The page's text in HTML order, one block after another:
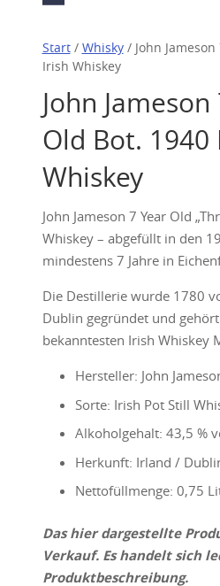
Start/ Whisky/ John Jameson
Irish Whiskey
John Jameson
Old Bot. 1940
Whiskey
John Jameson 7 Year Old
Whiskey – abgefüllt in den
mindestens 7 Jahre in
Die Destillerie wurde 1780
Dublin gegründet und
bekanntesten Irish Whiskey
Hersteller: John
Sorte: Irish Pot Still
Alkoholgehalt: 43,5 %
Herkunft: Irland /
Nettofüllmenge: 0,75
Das hier dargestellte
Verkauf. Es handelt sich
Produktbeschreibung.